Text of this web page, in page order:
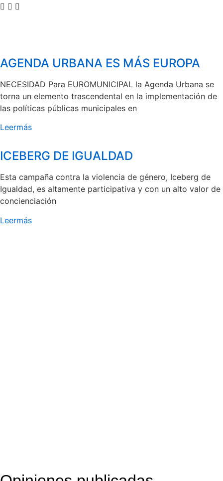
AGENDA URBANA ES MÁS EUROPA
NECESIDAD Para EUROMUNICIPAL la Agenda Urbana se
torna un elemento trascendental en la implementación de
las políticas públicas municipales en
Leermás
ICEBERG DE IGUALDAD
Esta campaña contra la violencia de género, Iceberg de
Igualdad, es altamente participativa y con un alto valor de
concienciación
Leermás